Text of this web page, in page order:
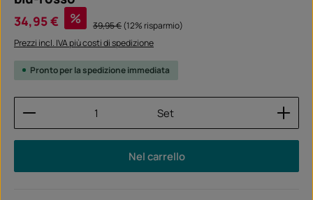
Prezzo di vendita:
34,95 € % Prezzo normale:
39,95 €(12% risparmio)
Prezzi incl. IVA più costi di spedizione
Pronto per la spedizione immediata
Quantità del prodotto: inserisci la quantità
Set
Nel carrello